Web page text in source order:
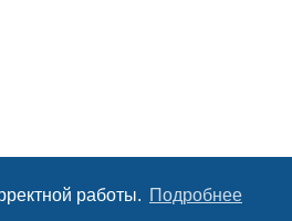
работы. Подробнее